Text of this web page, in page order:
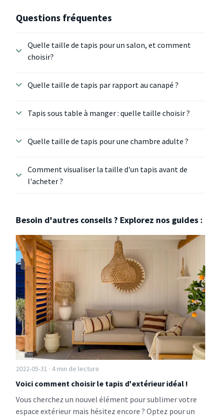
Questions fréquentes
Quelle taille de tapis pour un salon, et comment
choisir?
Quelle taille de tapis par rapport au canapé ?
Tapis sous table à manger : quelle taille choisir ?
Quelle taille de tapis pour une chambre adulte ?
Comment visualiser la taille d'un tapis avant de
l'acheter ?
Besoin d'autres conseils ? Explorez nos guides :
2022-05-31 · 4 min de lecture
Voici comment choisir le tapis d'extérieur idéal !
Vous cherchez un nouvel élément pour sublimer votre
espace extérieur mais hésitez encore ? Optez pour un